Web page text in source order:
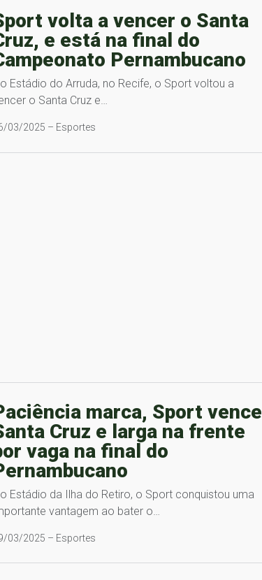
volta a vencer o Santa
e está na final do
Pernambucano
Estádio do Arruda, no Recife, o Sport voltou a
o Santa Cruz e…
03/2025 – Esportes
marca, Sport vence
Cruz e larga na frente
vaga na final do
Estádio da Ilha do Retiro, o Sport conquistou uma
vantagem ao bater o…
03/2025 – Esportes